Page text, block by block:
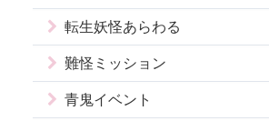
転生妖怪あらわる
難怪ミッション
青鬼イベント